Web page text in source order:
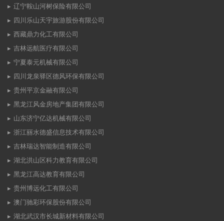
辽宁鞍山河树保险有限公司
四川乐山天宇旅游股份有限公司
西藏鼎力化工有限公司
吉林远航医疗有限公司
宁夏泰元机械有限公司
四川龙泉驿区德风环保有限公司
贵州平京金融有限公司
黑龙江风金房地产集团有限公司
山东济宁亿达机械有限公司
浙江丽水德盛信息技术有限公司
吉林瑞达智能制造有限公司
湖北洪山区科力教育有限公司
黑龙江高达教育有限公司
贵州博远化工有限公司
澳门驰彩环保股份有限公司
湖北武汉市长城新材料有限公司